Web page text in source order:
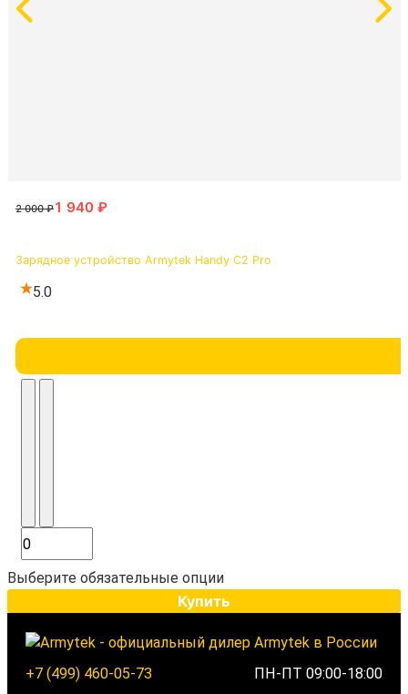
Зарядное устройство Armytek Handy C2 Pro
5.0
Выберите обязательные опции
Купить
+7 (499) 460-05-73
ПН-ПТ 09:00-18:00